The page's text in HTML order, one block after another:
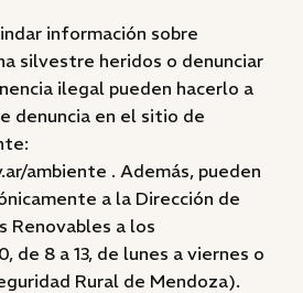
información sobre
silvestre heridos o denunciar
ilegal pueden hacerlo a
denuncia en el sitio de
ambiente . Además, pueden
a la Dirección de
Renovables a los
de 8 a 13, de lunes a viernes o
Rural de Mendoza).